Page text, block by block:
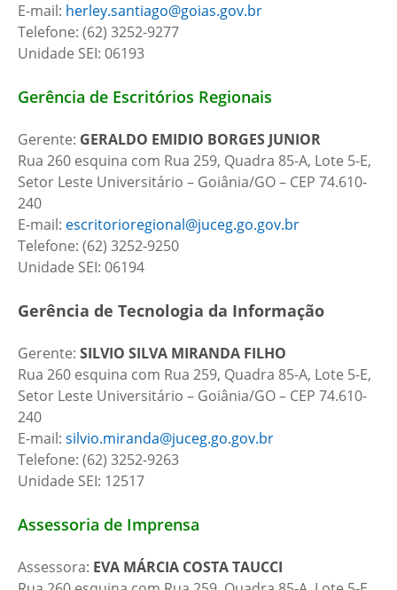
E-mail: herley.santiago@goias.gov.br
Telefone: (62) 3252-9277
Unidade SEI: 06193
Gerência de Escritórios Regionais
Gerente: GERALDO EMIDIO BORGES JUNIOR
Rua 260 esquina com Rua 259, Quadra 85-A, Lote 5-E,
Setor Leste Universitário – Goiânia/GO – CEP 74.610-
240
E-mail: escritorioregional@juceg.go.gov.br
Telefone: (62) 3252-9250
Unidade SEI: 06194
Gerência de Tecnologia da Informação
Gerente: SILVIO SILVA MIRANDA FILHO
Rua 260 esquina com Rua 259, Quadra 85-A, Lote 5-E,
Setor Leste Universitário – Goiânia/GO – CEP 74.610-
240
E-mail: silvio.miranda@juceg.go.gov.br
Telefone: (62) 3252-9263
Unidade SEI: 12517
Assessoria de Imprensa
Assessora: EVA MÁRCIA COSTA TAUCCI